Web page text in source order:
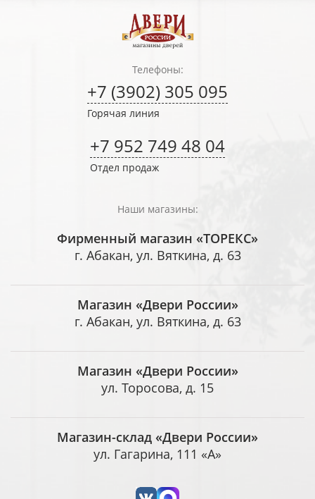
Телефоны:
+7 (3902) 305 095
Горячая линия
+7 952 749 48 04
Отдел продаж
Наши магазины:
Фирменный магазин «ТОРЕКС»
г. Абакан, ул. Вяткина, д. 63
Магазин «Двери России»
г. Абакан, ул. Вяткина, д. 63
Магазин «Двери России»
ул. Торосова, д. 15
Магазин-склад «Двери России»
ул. Гагарина, 111 «А»